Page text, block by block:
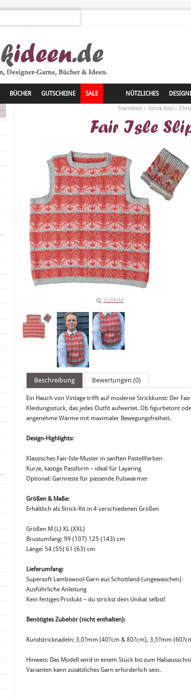
BÜCHER GUTSCHEINE SALE NÜTZLICHES
Startseite » Strick-Kits »
Fair Isle
Vollbild
Beschreibung Bewertungen (0)
Ein Hauch von Vintage trifft auf moderne Strickkunst: Der
Kleidungsstück, das jedes Outfit aufwertet. Ob figurbetont
angenehme Wärme mit maximaler Bewegungsfreiheit.
Design-Highlights:
Klassisches Fair-Isle-Muster in sanften Pastellfarben
Kurze, kastige Passform – ideal für Layering
Optional: Garnreste für passende Pulswärmer
Größen & Maße:
Erhältlich als Strick-Kit in 4 verschiedenen Größen
Größen M (L) XL (XXL)
Brustumfang: 99 (107) 125 (143) cm
Länge: 54 (55) 61 (63) cm
Lieferumfang:
Supersoft Lambswool-Garn aus Schottland (ungewaschen)
Ausführliche Anleitung
Kein fertiges Produkt – du strickst dein Unikat selbst!
Benötigtes Zubehör (nicht enthalten):
Rundstricknadeln: 3,0?mm (40?cm & 80?cm), 3,5?mm
Hinweis: Das Modell wird in einem Stück bis zum
Varianten kann zusätzliches Garn erforderlich sein.